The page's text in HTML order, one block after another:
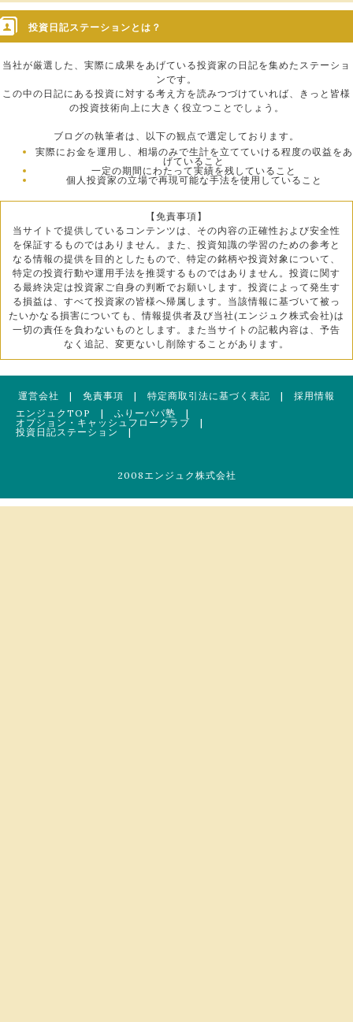
投資日記ステーションとは？
当社が厳選した、実際に成果をあげている投資家の日記を集めたステーショ
ンです。
この中の日記にある投資に対する考え方を読みつづけていれば、きっと皆様
の投資技術向上に大きく役立つことでしょう。
ブログの執筆者は、以下の観点で選定しております。
実際にお金を運用し、相場のみで生計を立てていける程度の収益をあ
げていること
一定の期間にわたって実績を残していること
個人投資家の立場で再現可能な手法を使用していること
【免責事項】
当サイトで提供しているコンテンツは、その内容の正確性および安全性
を保証するものではありません。また、投資知識の学習のための参考と
なる情報の提供を目的としたもので、特定の銘柄や投資対象について、
特定の投資行動や運用手法を推奨するものではありません。投資に関す
る最終決定は投資家ご自身の判断でお願いします。投資によって発生す
る損益は、すべて投資家の皆様へ帰属します。当該情報に基づいて被っ
たいかなる損害についても、情報提供者及び当社(エンジュク株式会社)は
一切の責任を負わないものとします。また当サイトの記載内容は、予告
なく追記、変更ないし削除することがあります。
運営会社 | 免責事項 | 特定商取引法に基づく表記 | 採用情報
エンジュクTOP
| ふりーパパ塾 |
オプション・キャッシュフロークラブ |
投資日記ステーション
|
2008エンジュク株式会社